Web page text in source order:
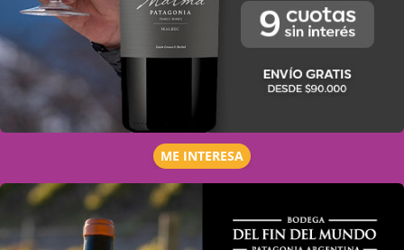
ME INTERESA